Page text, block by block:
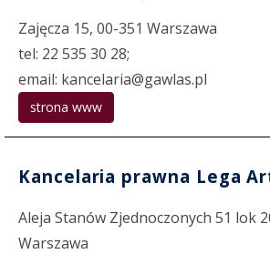
Zajęcza 15, 00-351 Warszawa
tel: 22 535 30 28;
email: kancelaria@gawlas.pl
strona www
Kancelaria prawna Lega
Aleja Stanów Zjednoczonych 51 lok
Warszawa